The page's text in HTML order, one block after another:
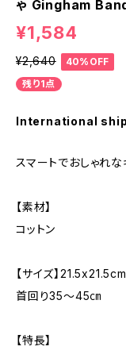
ゃ Gingham
¥1,584
¥2,640
40%OFF
残り1点
International
スマートでおしゃれ
【素材】
コットン
【サイズ】21.5x21.5cm
首回り35～45㎝
【特長】